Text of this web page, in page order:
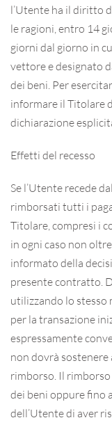
l’Utente ha il diritto
le ragioni, entro 14
giorni dal giorno in
vettore e designato
dei beni. Per
informare il Titolare
dichiarazione
Effetti del recesso
Se l’Utente recede
rimborsati tutti i
Titolare, compresi i
in ogni caso non
informato della
presente contratto.
utilizzando lo stesso
per la transazione
espressamente
non dovrà sostenere
rimborso. Il
dei beni oppure fino
dell’Utente di aver